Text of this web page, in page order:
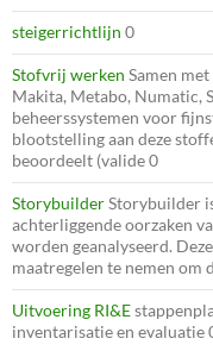
steigerrichtlijn 0
Stofvrij werken Samen
Makita, Metabo, Numatic,
beheerssystemen voor
blootstelling aan deze
beoordeelt (valide 0
StorybuilderStorybuilder
achterliggende oorzaken
worden geanalyseerd.
maatregelen te nemen om
Uitvoering RI&E
inventarisatie en evaluatie